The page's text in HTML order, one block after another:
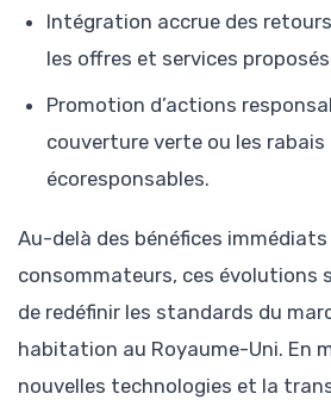
Intégration accrue des
les offres et services
Promotion d’actions
couverture verte ou les
écoresponsables.
Au-delà des bénéfices immédiats
consommateurs, ces évolutions
de redéfinir les standards du
habitation au Royaume-Uni. En
nouvelles technologies et la